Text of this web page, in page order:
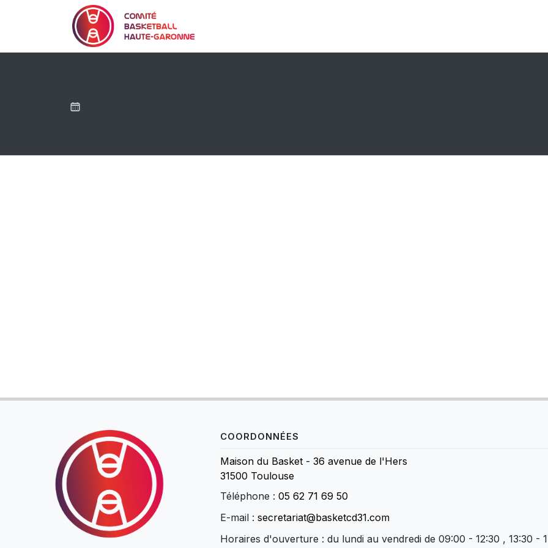
COORDONNÉES
Maison du Basket - 36 avenue de l'Hers
31500 Toulouse
Téléphone : 05 62 71 69 50
E-mail : secretariat@basketcd31.com
Horaires d'ouverture : du lundi au vendredi de 09:00 - 12:30 , 13:30 -